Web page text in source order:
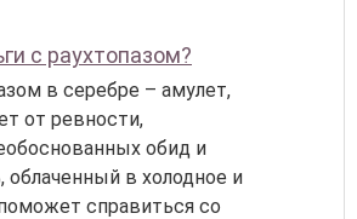
с раухтопазом?
в серебре – амулет,
от ревности,
обид и
облаченный в холодное и
справиться со